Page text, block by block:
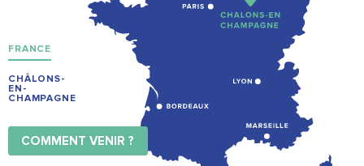
FRANCE
CHÂLONS-
EN-
CHAMPAGNE
COMMENT VENIR ?